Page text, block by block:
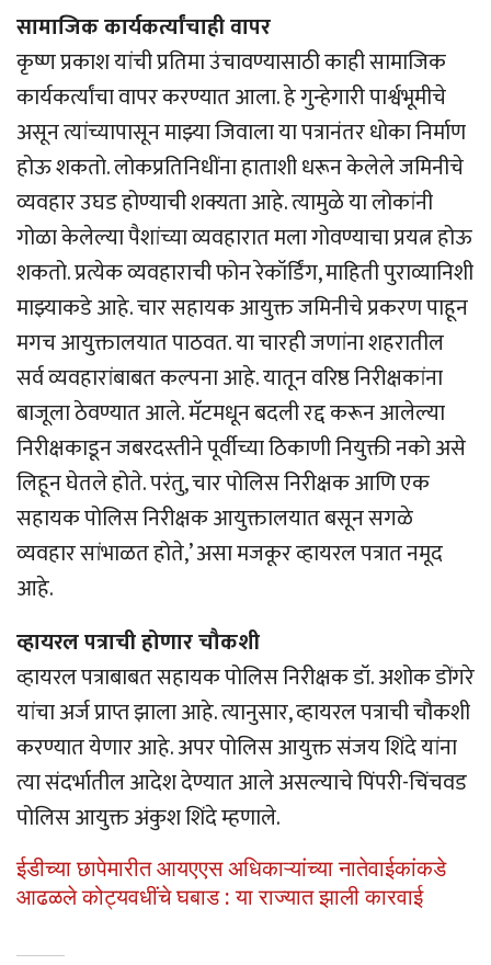
सामाजिक कार्यकर्त्यांचाही वापर
कृष्ण प्रकाश यांची प्रतिमा उंचावण्यासाठी काही सामाजिक
कार्यकर्त्यांचा वापर करण्यात आला. हे गुन्हेगारी पार्श्वभूमीचे
असून त्यांच्यापासून माझ्या जिवाला या पत्रानंतर धोका निर्माण
होऊ शकतो. लोकप्रतिनिधींना हाताशी धरून केलेले जमिनीचे
व्यवहार उघड होण्याची शक्यता आहे. त्यामुळे या लोकांनी
गोळा केलेल्या पैशांच्या व्यवहारात मला गोवण्याचा प्रयत्न होऊ
शकतो. प्रत्येक व्यवहाराची फोन रेकॉर्डिंग, माहिती पुराव्यानिशी
माझ्याकडे आहे. चार सहायक आयुक्त जमिनीचे प्रकरण पाहून
मगच आयुक्तालयात पाठवत. या चारही जणांना शहरातील
सर्व व्यवहारांबाबत कल्पना आहे. यातून वरिष्ठ निरीक्षकांना
बाजूला ठेवण्यात आले. मॅटमधून बदली रद्द करून आलेल्या
निरीक्षकाडून जबरदस्तीने पूर्वीच्या ठिकाणी नियुक्ती नको असे
लिहून घेतले होते. परंतु, चार पोलिस निरीक्षक आणि एक
सहायक पोलिस निरीक्षक आयुक्तालयात बसून सगळे
व्यवहार सांभाळत होते,’ असा मजकूर व्हायरल पत्रात नमूद
आहे.
व्हायरल पत्राची होणार चौकशी
व्हायरल पत्राबाबत सहायक पोलिस निरीक्षक डॉ. अशोक डोंगरे
यांचा अर्ज प्राप्त झाला आहे. त्यानुसार, व्हायरल पत्राची चौकशी
करण्यात येणार आहे. अपर पोलिस आयुक्त संजय शिंदे यांना
त्या संदर्भातील आदेश देण्यात आले असल्याचे पिंपरी-चिंचवड
पोलिस आयुक्त अंकुश शिंदे म्हणाले.
ईडीच्या छापेमारीत आयएएस अधिकाऱ्यांच्या नातेवाईकांकडे
आढळले कोट्यवधींचे घबाड : या राज्यात झाली कारवाई